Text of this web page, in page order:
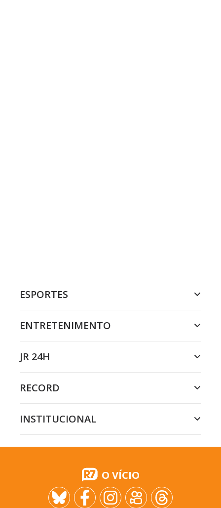
ESPORTES
ENTRETENIMENTO
JR 24H
RECORD
INSTITUCIONAL
O VÍCIO